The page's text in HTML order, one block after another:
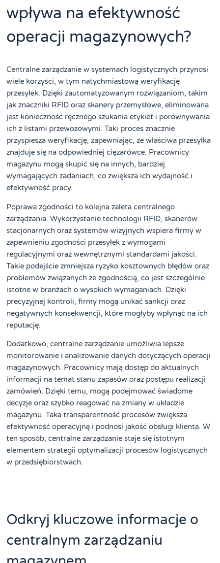
wpływa na efektywność
operacji magazynowych?
Centralne zarządzanie w systemach logistycznych przynosi
wiele korzyści, w tym natychmiastową weryfikację
przesyłek. Dzięki zautomatyzowanym rozwiązaniom, takim
jak znaczniki RFID oraz skanery przemysłowe, eliminowana
jest konieczność ręcznego szukania etykiet i porównywania
ich z listami przewozowymi. Taki proces znacznie
przyspiesza weryfikację, zapewniając, że właściwa przesyłka
znajduje się na odpowiedniej ciężarówce. Pracownicy
magazynu mogą skupić się na innych, bardziej
wymagających zadaniach, co zwiększa ich wydajność i
efektywność pracy.
Poprawa zgodności to kolejna zaleta centralnego
zarządzania. Wykorzystanie technologii RFID, skanerów
stacjonarnych oraz systemów wizyjnych wspiera firmy w
zapewnieniu zgodności przesyłek z wymogami
regulacyjnymi oraz wewnętrznymi standardami jakości.
Takie podejście zmniejsza ryzyko kosztownych błędów oraz
problemów związanych ze zgodnością, co jest szczególnie
istotne w branżach o wysokich wymaganiach. Dzięki
precyzyjnej kontroli, firmy mogą unikać sankcji oraz
negatywnych konsekwencji, które mogłyby wpłynąć na ich
reputację.
Dodatkowo, centralne zarządzanie umożliwia lepsze
monitorowanie i analizowanie danych dotyczących operacji
magazynowych. Pracownicy mają dostęp do aktualnych
informacji na temat stanu zapasów oraz postępu realizacji
zamówień. Dzięki temu, mogą podejmować świadome
decyzje oraz szybko reagować na zmiany w układzie
magazynu. Taka transparentność procesów zwiększa
efektywność operacyjną i podnosi jakość obsługi klienta. W
ten sposób, centralne zarządzanie staje się istotnym
elementem strategii optymalizacji procesów logistycznych
w przedsiębiorstwach.
Odkryj kluczowe informacje o
centralnym zarządzaniu